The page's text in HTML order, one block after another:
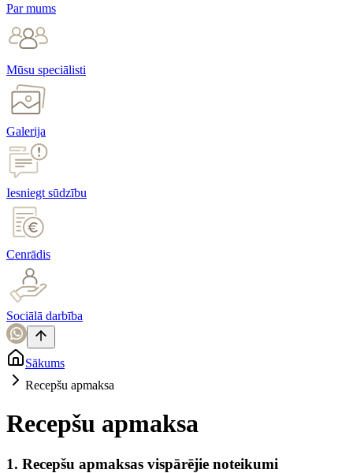
Par mums
Mūsu speciālisti
Galerija
Iesniegt sūdzību
Cenrādis
Sociālā darbība
Sākums
Recepšu apmaksa
Recepšu apmaksa
1. Recepšu apmaksas vispārējie noteikumi